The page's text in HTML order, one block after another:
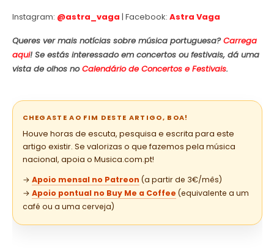
Instagram: @astra_vaga | Facebook: Astra Vaga
Queres ver mais notícias sobre música portuguesa?Carrega
aqui! Se estás interessado em concertos ou festivais, dá uma
vista de olhos noCalendário de Concertos e Festivais.
CHEGASTE AO FIM DESTE ARTIGO, BOA!
Houve horas de escuta, pesquisa e escrita para este
artigo existir. Se valorizas o que fazemos pela música
nacional, apoia o Musica.com.pt!
→ Apoio mensal no Patreon (a partir de 3€/mês)
→ Apoio pontual no Buy Me a Coffee (equivalente a um
café ou a uma cerveja)